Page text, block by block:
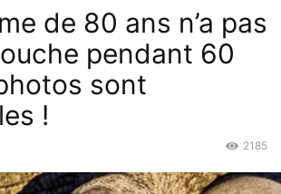
de 80 ans n’a pas
pendant 60
sont
!
2185